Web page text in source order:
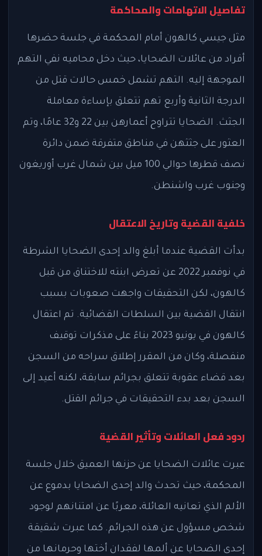
تفاصيل الاتهامات والمحاكمة
مثل جيسي كالهون أمام المحكمة في جلسة حضرها
أفراد من عائلات الضحايا، حيث دخل محاميه نفي التهم
الموجهة إليه. التهم تشمل خمس حالات قتل من
الدرجة الثانية وأربع تهم تتعلق بإساءة معاملة
الجثث. الضحايا تتراوح أعمارهن بين 22 و32 عامًا، وتم
العثور على جثثهن في مناطق متفرقة ضمن دائرة
نصف قطرها حوالي 100 ميل بين شمال غرب أوريغون
وجنوب غرب واشنطن.
خلفية القضية وتاريخ الاعتقال
بدأت القضية عندما أبلغ والد إحدى الضحايا الشرطة
في نوفمبر 2022 عن تعرض ابنته للاختناق من قبل
كالهون، لكن التحقيقات واجهت صعوبات بسبب
انتقال القضية بين السلطات القضائية. تم اعتقال
كالهون في يونيو 2023 بناءً على مذكرات توقيف
منفصلة، وكان من المقرر إطلاق سراحه من السجن
بعد قضاء عقوبة تتعلق بجرائم سابقة، لكنه أعيد إلى
السجن بعد بدء التحقيقات في جرائم القتل.
ردود فعل العائلات وتأثير القضية
عبرت عائلات الضحايا عن حزنها العميق خلال جلسة
المحكمة، حيث تحدث والد إحدى الضحايا بدموع عن
الألم الذي تعانيه العائلة، معربًا عن امتنانهم لوجود
شخص مسؤول عن هذه الجرائم. كما عبرت شقيقة
إحدى الضحايا عن ألمها لفقدان أختها وحرمانها من